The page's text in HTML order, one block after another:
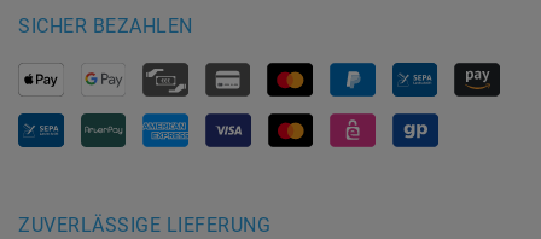
SICHER BEZAHLEN
ZUVERLÄSSIGE LIEFERUNG